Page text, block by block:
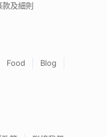
款及細則
Food
Blog